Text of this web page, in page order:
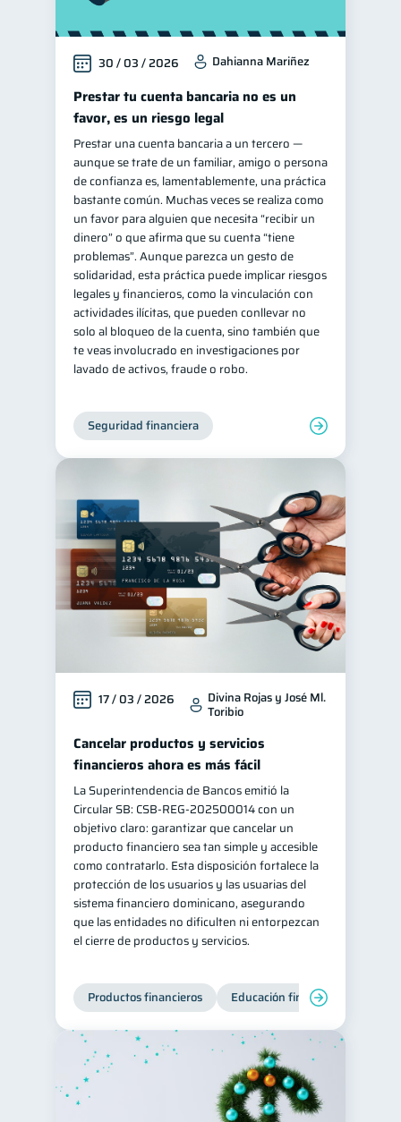
30 / 03 / 2026 Dahianna Mariñez
Prestar tu cuenta bancaria no es un
favor, es un riesgo legal
Prestar una cuenta bancaria a un tercero —
aunque se trate de un familiar, amigo o persona
de confianza es, lamentablemente, una práctica
bastante común. Muchas veces se realiza como
un favor para alguien que necesita “recibir un
dinero” o que afirma que su cuenta “tiene
problemas”. Aunque parezca un gesto de
solidaridad, esta práctica puede implicar riesgos
legales y financieros, como la vinculación con
actividades ilícitas, que pueden conllevar no
solo al bloqueo de la cuenta, sino también que
te veas involucrado en investigaciones por
lavado de activos, fraude o robo.
Seguridad financiera
17 / 03 / 2026 Divina Rojas y José Ml.
Toribio
Cancelar productos y servicios
financieros ahora es más fácil
La Superintendencia de Bancos emitió la
Circular SB: CSB‑REG‑202500014 con un
objetivo claro: garantizar que cancelar un
producto financiero sea tan simple y accesible
como contratarlo. Esta disposición fortalece la
protección de los usuarios y las usuarias del
sistema financiero dominicano, asegurando
que las entidades no dificulten ni entorpezcan
el cierre de productos y servicios.
Productos financieros Educación financiera